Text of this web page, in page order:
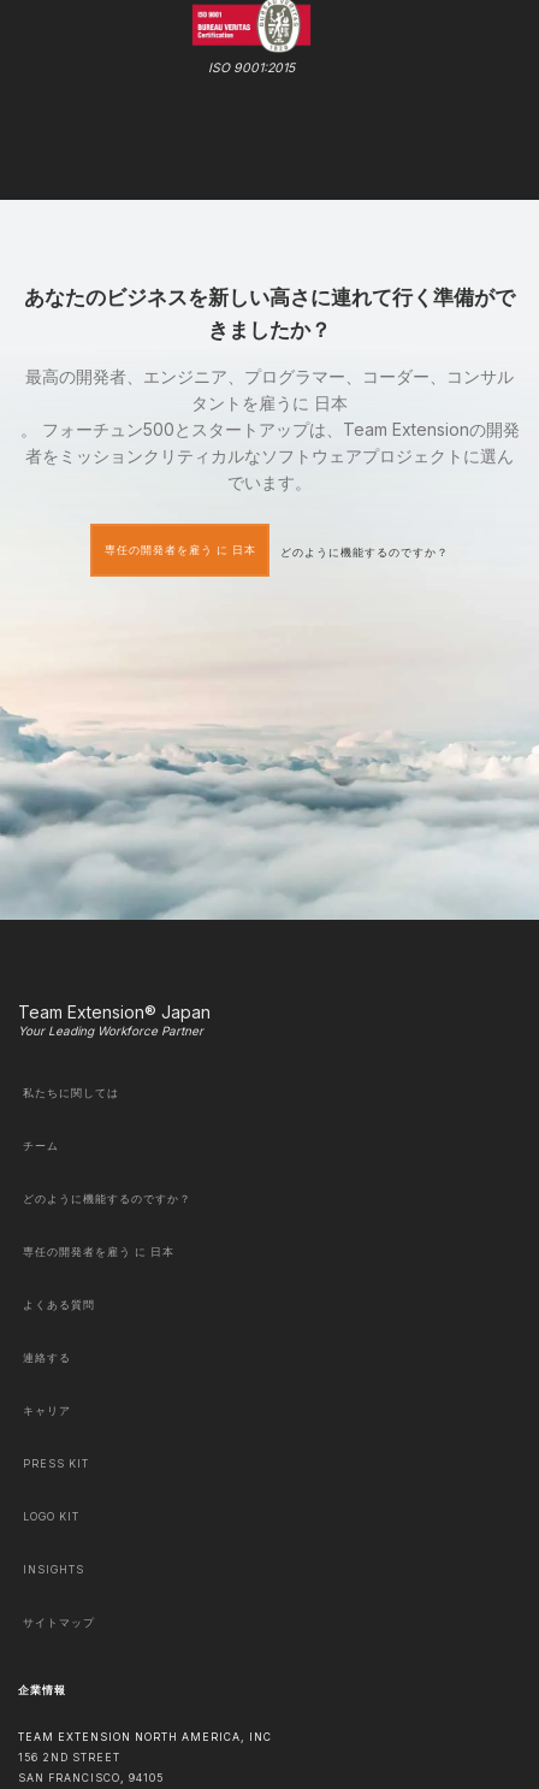
ISO 9001:2015
あなたのビジネスを新しい高さに連れて行く準備がで
きましたか？
最高の開発者、エンジニア、プログラマー、コーダー、コンサル
タントを雇うに 日本
。 フォーチュン500とスタートアップは、Team Extensionの開発
者をミッションクリティカルなソフトウェアプロジェクトに選ん
でいます。
専任の開発者を雇う に 日本 どのように機能するのですか？
Team Extension® Japan
Your Leading Workforce Partner
私たちに関しては
チーム
どのように機能するのですか？
専任の開発者を雇う に 日本
よくある質問
連絡する
キャリア
PRESS KIT
LOGO KIT
INSIGHTS
サイトマップ
企業情報
TEAM EXTENSION NORTH AMERICA, INC
156 2ND STREET
SAN FRANCISCO, 94105